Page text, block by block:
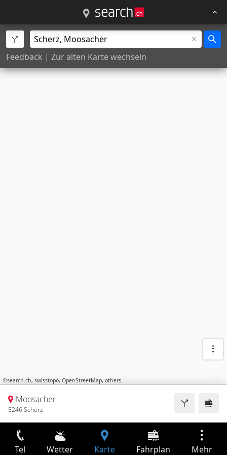
Feedback | Zur alten Karte wechseln
©search.ch, swisstopo, OpenStreetMap, others
Moosacher
5246 Scherz
Tel Wetter Karte Fahrplan Mehr